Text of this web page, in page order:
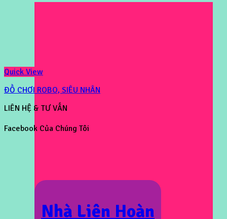
Nhà Liên Hoàn
Quick View
ĐỒ CHƠI ROBO, SIÊU NHÂN
LIÊN HỆ & TƯ VẤN
Facebook Của Chúng Tôi